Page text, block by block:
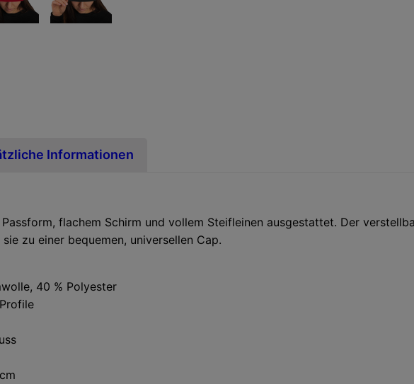
Informationen
flachem Schirm und vollem Steifleinen ausgestattet. Der
zu einer bequemen, universellen Cap.
40 % Polyester